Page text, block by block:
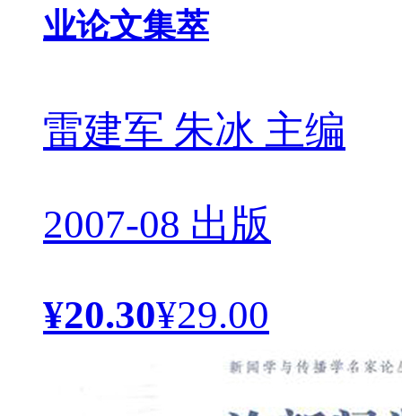
业论文集萃
雷建军 朱冰 主编
2007-08 出版
¥20.30¥29.00